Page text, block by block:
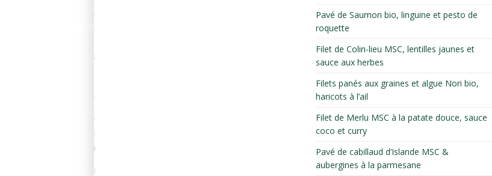
Pavé de Saumon bio, linguine et pesto de
roquette
Filet de Colin-lieu MSC, lentilles jaunes et
sauce aux herbes
Filets panés aux graines et algue Nori bio,
haricots à l’ail
Filet de Merlu MSC à la patate douce, sauce
coco et curry
Pavé de cabillaud d’Islande MSC &
aubergines à la parmesane